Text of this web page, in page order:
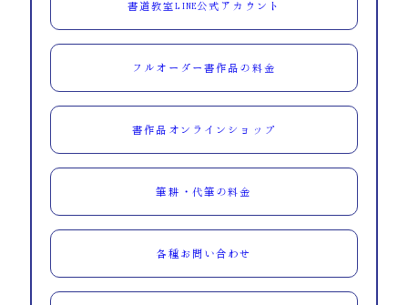
書道教室LINE公式アカウント
フルオーダー書作品の料金
書作品オンラインショップ
筆耕・代筆の料金
各種お問い合わせ